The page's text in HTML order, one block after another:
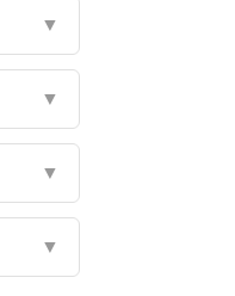
▼
▼
▼
▼